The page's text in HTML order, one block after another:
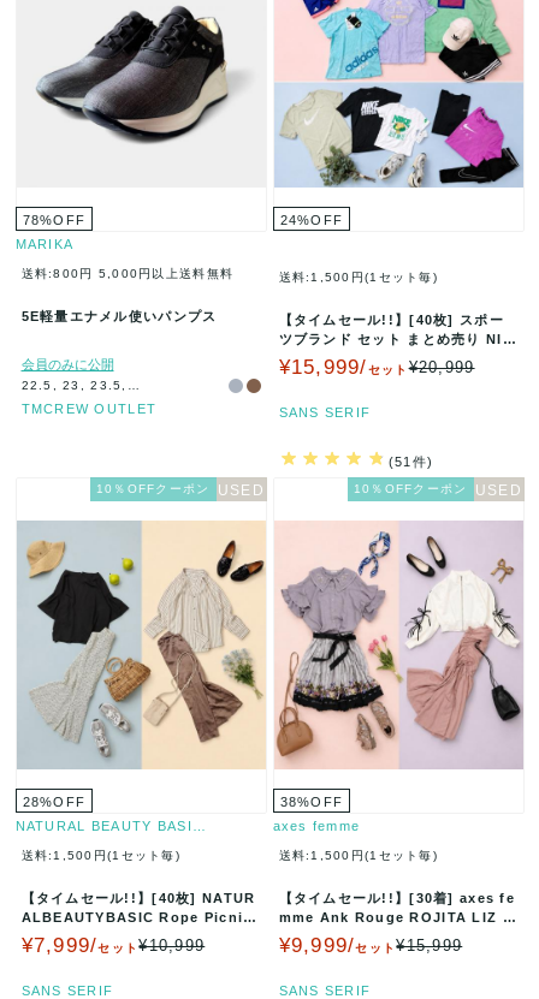
78%OFF
MARIKA
送料:800円 5,000円以上送料無料
5E軽量エナメル使いパンプス
会員のみに公開
TMCREW OUTLET
24%OFF
送料:1,500円(1セット毎)
【タイムセール!!】[40枚] スポー
ツブランド セット まとめ売り NIK
E adidas Ch…
¥15,999/セット¥20,999
SANS SERIF
(51件)
10％OFFクーポン
28%OFF
NATURAL BEAUTY BASI…
送料:1,500円(1セット毎)
【タイムセール!!】[40枚] NATUR
ALBEAUTYBASIC Rope Picnic
セッ…
¥7,999/セット¥10,999
SANS SERIF
10％OFFクーポン
38%OFF
axes femme
送料:1,500円(1セット毎)
【タイムセール!!】[30着] axes fe
mme Ank Rouge ROJITA LIZ L
I…
¥9,999/セット¥15,999
SANS SERIF